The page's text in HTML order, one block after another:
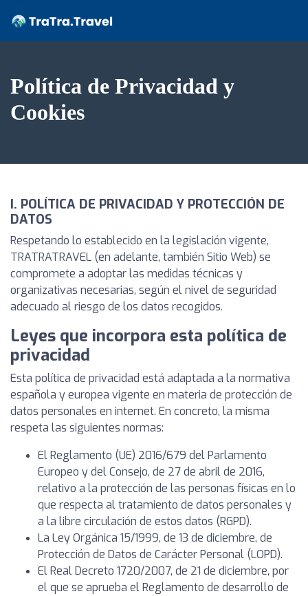
Política de Privacidad y
Cookies
I. POLÍTICA DE PRIVACIDAD Y PROTECCIÓN DE
DATOS
Respetando lo establecido en la legislación vigente,
TRATRATRAVEL (en adelante, también Sitio Web) se
compromete a adoptar las medidas técnicas y
organizativas necesarias, según el nivel de seguridad
adecuado al riesgo de los datos recogidos.
Leyes que incorpora esta política de
privacidad
Esta política de privacidad está adaptada a la normativa
española y europea vigente en materia de protección de
datos personales en internet. En concreto, la misma
respeta las siguientes normas:
El Reglamento (UE) 2016/679 del Parlamento
Europeo y del Consejo, de 27 de abril de 2016,
relativo a la protección de las personas físicas en lo
que respecta al tratamiento de datos personales y
a la libre circulación de estos datos (RGPD).
La Ley Orgánica 15/1999, de 13 de diciembre, de
Protección de Datos de Carácter Personal (LOPD).
El Real Decreto 1720/2007, de 21 de diciembre, por
el que se aprueba el Reglamento de desarrollo de